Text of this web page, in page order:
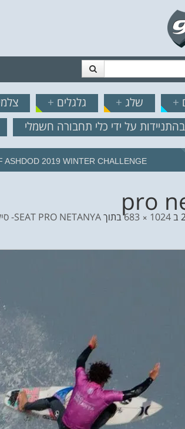
// הצטרף + שלג + גלגלים +
על ידי כלי תחבורה חשמלי
ASHDOD 2019 WINTER CHALLENGE
pro
ב1024 × 683 בתוךSEAT PRO NETANYA- סיקור יום 3 לתחרות: איזה יום של מיקרו גלים ומאקרו ביצועים